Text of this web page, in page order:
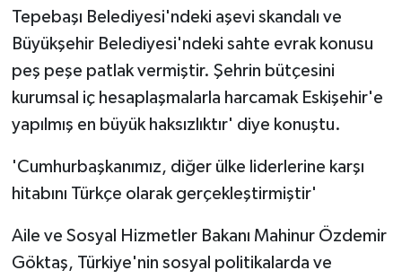
Tepebaşı Belediyesi'ndeki aşevi skandalı ve
Büyükşehir Belediyesi'ndeki sahte evrak konusu
peş peşe patlak vermiştir. Şehrin bütçesini
kurumsal iç hesaplaşmalarla harcamak Eskişehir'e
yapılmış en büyük haksızlıktır' diye konuştu.
'Cumhurbaşkanımız, diğer ülke liderlerine karşı
hitabını Türkçe olarak gerçekleştirmiştir'
Aile ve Sosyal Hizmetler Bakanı Mahinur Özdemir
Göktaş, Türkiye'nin sosyal politikalarda ve